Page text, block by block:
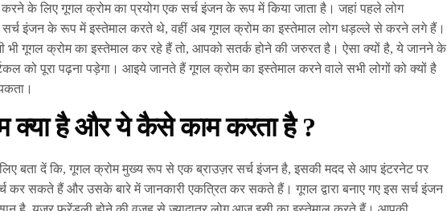
के लिए गूगल क्रोम का प्रयोग एक सर्च इंजन के रूप में किया जाता है। जहां पहले लोग
सर्च इंजन के रूप में इस्तेमाल करते थे, वहीं अब गूगल क्रोम का इस्तेमाल लोग धड़ल्ले से करने लगे हैं।
गूगल क्रोम का इस्तेमाल कर रहे हैं तो, आपको सतर्क होने की जरुरत है। ऐसा क्यों है, ये जानने के
को पूरा पढ़ना पड़ेगा। आइये जानते हैं गूगल क्रोम का इस्तेमाल करने वाले सभी लोगों को क्यों है
क्या है और ये कैसे काम करता है ?
बता दें कि, गूगल क्रोम मुख्य रूप से एक ब्राउज़र सर्च इंजन है, इसकी मदद से आप इंटरनेट पर
कर सकते हैं और उसके बारे में जानकारी एकत्रित कर सकते हैं। गूगल द्वारा बनाए गए इस सर्च इंजन